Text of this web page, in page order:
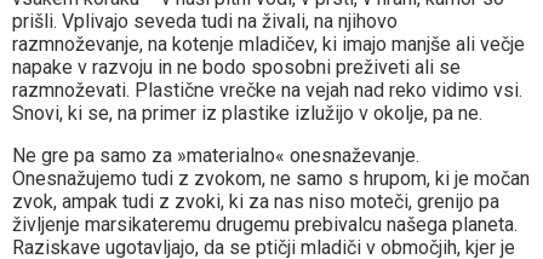
prišli. Vplivajo seveda tudi na živali, na njihovo
razmnoževanje, na kotenje mladičev, ki imajo manjše ali večje
napake v razvoju in ne bodo sposobni preživeti ali se
razmnoževati. Plastične vrečke na vejah nad reko vidimo vsi.
Snovi, ki se, na primer iz plastike izlužijo v okolje, pa ne.
Ne gre pa samo za »materialno« onesnaževanje.
Onesnažujemo tudi z zvokom, ne samo s hrupom, ki je močan
zvok, ampak tudi z zvoki, ki za nas niso moteči, grenijo pa
življenje marsikateremu drugemu prebivalcu našega planeta.
Raziskave ugotavljajo, da se ptičji mladiči v območjih, kjer je